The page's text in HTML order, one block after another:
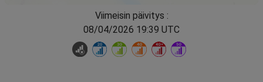
Viimeisin päivitys :
08/04/2026 19:39 UTC